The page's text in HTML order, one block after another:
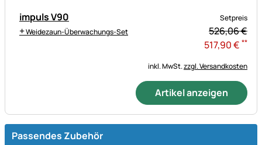
impuls V90
+Weidezaun-Überwachungs-Set
Setpreis
526,06€
517,90€ **
inkl. MwSt.zzgl. Versandkosten
Artikel anzeigen
Passendes Zubehör